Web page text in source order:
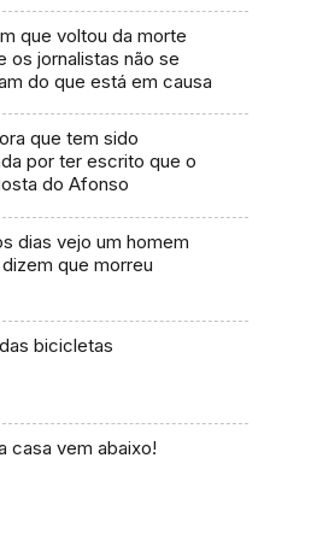
que voltou da morte
os jornalistas não se
do que está em causa
que tem sido
por ter escrito que o
do Afonso
dias vejo um homem
que morreu
bicicletas
casa vem abaixo!